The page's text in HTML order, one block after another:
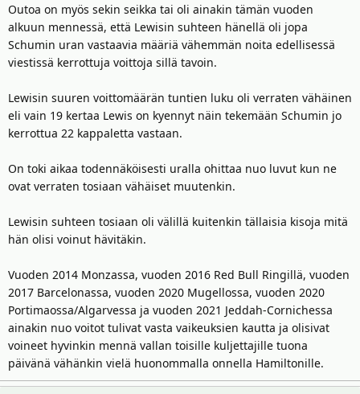
Outoa on myös sekin seikka tai oli ainakin tämän vuoden
alkuun mennessä, että Lewisin suhteen hänellä oli jopa
Schumin uran vastaavia määriä vähemmän noita edellisessä
viestissä kerrottuja voittoja sillä tavoin.
Lewisin suuren voittomäärän tuntien luku oli verraten vähäinen
eli vain 19 kertaa Lewis on kyennyt näin tekemään Schumin jo
kerrottua 22 kappaletta vastaan.
On toki aikaa todennäköisesti uralla ohittaa nuo luvut kun ne
ovat verraten tosiaan vähäiset muutenkin.
Lewisin suhteen tosiaan oli välillä kuitenkin tällaisia kisoja mitä
hän olisi voinut hävitäkin.
Vuoden 2014 Monzassa, vuoden 2016 Red Bull Ringillä, vuoden
2017 Barcelonassa, vuoden 2020 Mugellossa, vuoden 2020
Portimaossa/Algarvessa ja vuoden 2021 Jeddah-Cornichessa
ainakin nuo voitot tulivat vasta vaikeuksien kautta ja olisivat
voineet hyvinkin mennä vallan toisille kuljettajille tuona
päivänä vähänkin vielä huonommalla onnella Hamiltonille.